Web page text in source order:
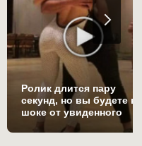
Ролик длится пару
секунд, но вы будете в
шоке от увиденного